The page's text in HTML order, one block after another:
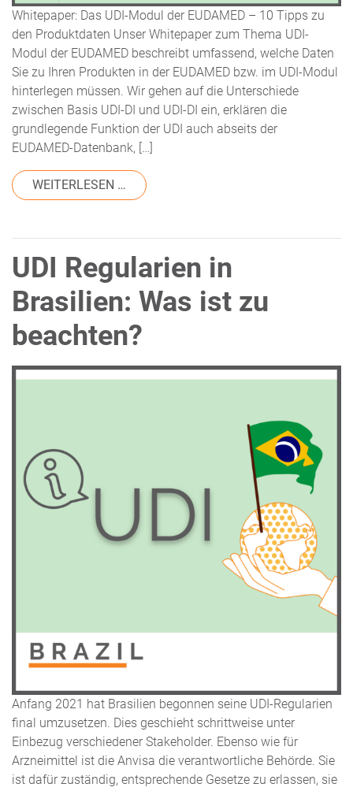
Whitepaper: Das UDI-Modul der EUDAMED – 10 Tipps zu
den Produktdaten Unser Whitepaper zum Thema UDI-
Modul der EUDAMED beschreibt umfassend, welche Daten
Sie zu Ihren Produkten in der EUDAMED bzw. im UDI-Modul
hinterlegen müssen. Wir gehen auf die Unterschiede
zwischen Basis UDI-DI und UDI-DI ein, erklären die
grundlegende Funktion der UDI auch abseits der
EUDAMED-Datenbank, […]
WEITERLESEN … FROM WHITEPAPER: UDI-MODUL DER
UDI Regularien in
Brasilien: Was ist zu
beachten?
Anfang 2021 hat Brasilien begonnen seine UDI-Regularien
final umzusetzen. Dies geschieht schrittweise unter
Einbezug verschiedener Stakeholder. Ebenso wie für
Arzneimittel ist die Anvisa die verantwortliche Behörde. Sie
ist dafür zuständig, entsprechende Gesetze zu erlassen, sie